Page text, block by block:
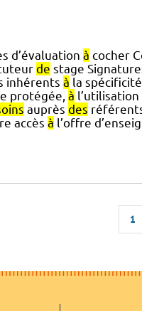
d’évaluation à cocher
de stage
inhérents à la spécificité
protégée, à l’utilisation
auprès des
accès à l’offre
1